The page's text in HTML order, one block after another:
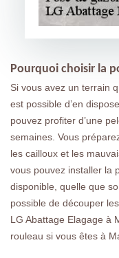
Pourquoi choisir la
Si vous avez un terrain
est possible d’en
pouvez profiter d’une
semaines. Vous
les cailloux et les
vous pouvez installer la
disponible, quelle que
possible de découper
LG Abattage Elagage à
rouleau si vous êtes à